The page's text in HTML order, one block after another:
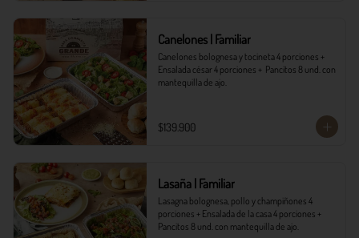
Canelones | Familiar
Canelones bolognesa y tocineta 4 porciones +
Ensalada césar 4 porciones +  Pancitos 8 und. con
mantequilla de ajo.
$139.900
Lasaña | Familiar
Lasagna bolognesa, pollo y champiñones 4
porciones + Ensalada de la casa 4 porciones +
Pancitos 8 und. con mantequilla de ajo.